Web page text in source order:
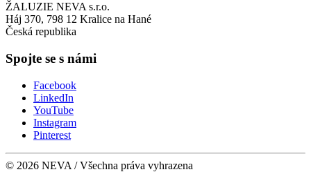
ŽALUZIE NEVA s.r.o.
Háj 370, 798 12 Kralice na Hané
Česká republika
Spojte se s námi
Facebook
LinkedIn
YouTube
Instagram
Pinterest
© 2026 NEVA / Všechna práva vyhrazena